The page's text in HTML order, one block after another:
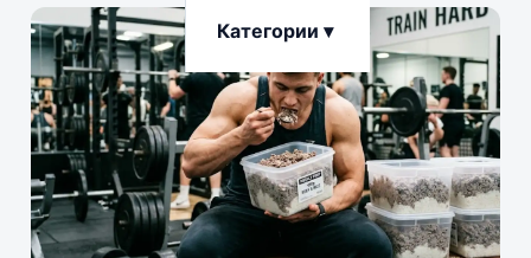
Категории ▾